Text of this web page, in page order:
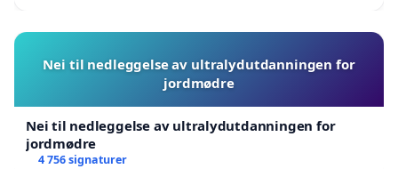
Nei til nedleggelse av ultralydutdanningen for
jordmødre
Nei til nedleggelse av ultralydutdanningen for
jordmødre
4 756 signaturer